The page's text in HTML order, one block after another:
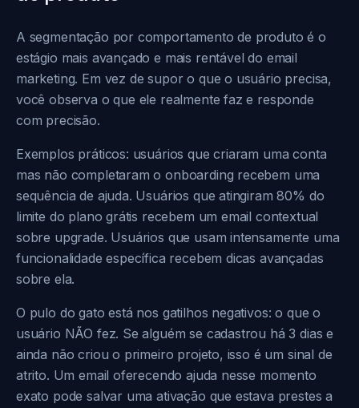
A segmentação por comportamento de produto é o
estágio mais avançado e mais rentável do email
marketing. Em vez de supor o que o usuário precisa,
você observa o que ele realmente faz e responde
com precisão.
Exemplos práticos: usuários que criaram uma conta
mas não completaram o onboarding recebem uma
sequência de ajuda. Usuários que atingiram 80% do
limite do plano grátis recebem um email contextual
sobre upgrade. Usuários que usam intensamente uma
funcionalidade específica recebem dicas avançadas
sobre ela.
O pulo do gato está nos gatilhos negativos: o que o
usuário NÃO fez. Se alguém se cadastrou há 3 dias e
ainda não criou o primeiro projeto, isso é um sinal de
atrito. Um email oferecendo ajuda nesse momento
exato pode salvar uma ativação que estava prestes a